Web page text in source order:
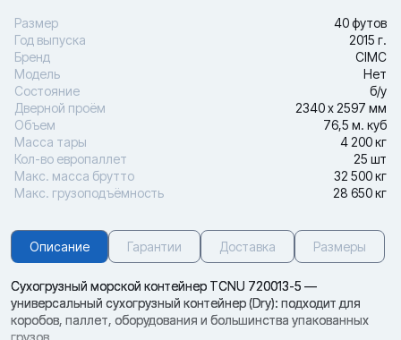
Размер
40 футов
Год выпуска
2015 г.
Бренд
CIMC
Модель
Нет
Состояние
б/у
Дверной проём
2340 х 2597 мм
Объем
76,5 м. куб
Масса тары
4 200 кг
Кол-во европаллет
25 шт
Макс. масса брутто
32 500 кг
Макс. грузоподъёмность
28 650 кг
Описание Гарантии Доставка Размеры
Сухогрузный морской контейнер TCNU 720013-5 —
универсальный сухогрузный контейнер (Dry): подходит для
коробов, паллет, оборудования и большинства упакованных
грузов.